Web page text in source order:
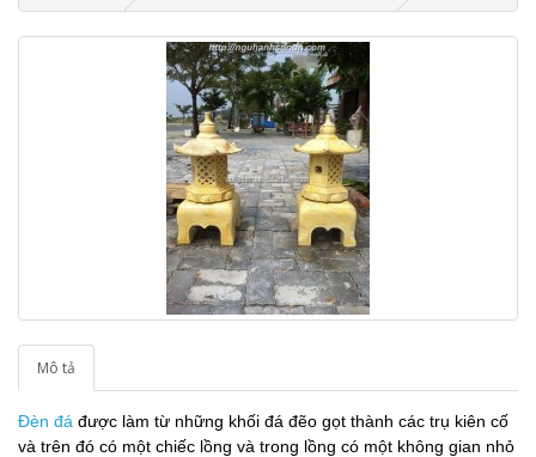
Mô tả
Đèn đá được làm từ những khối đá đẽo gọt thành các trụ kiên cố
và trên đó có một chiếc lồng và trong lồng có một không gian nhỏ